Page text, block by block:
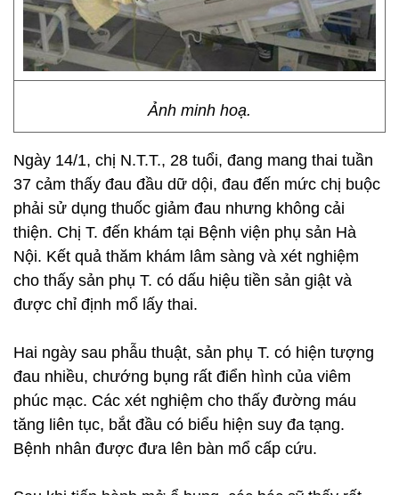
Ảnh minh hoạ.
Ngày 14/1, chị N.T.T., 28 tuổi, đang mang thai tuần
37 cảm thấy đau đầu dữ dội, đau đến mức chị buộc
phải sử dụng thuốc giảm đau nhưng không cải
thiện. Chị T. đến khám tại Bệnh viện phụ sản Hà
Nội. Kết quả thăm khám lâm sàng và xét nghiệm
cho thấy sản phụ T. có dấu hiệu tiền sản giật và
được chỉ định mổ lấy thai.
Hai ngày sau phẫu thuật, sản phụ T. có hiện tượng
đau nhiều, chướng bụng rất điển hình của viêm
phúc mạc. Các xét nghiệm cho thấy đường máu
tăng liên tục, bắt đầu có biểu hiện suy đa tạng.
Bệnh nhân được đưa lên bàn mổ cấp cứu.